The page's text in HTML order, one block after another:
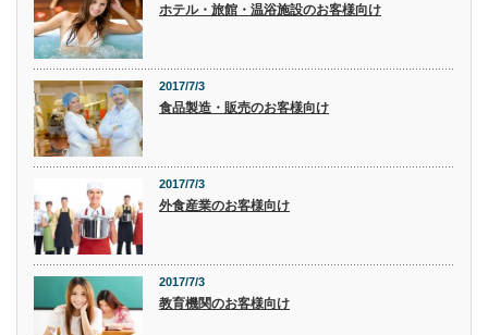
ホテル・旅館・温浴施設のお客様向け
2017/7/3
食品製造・販売のお客様向け
2017/7/3
外食産業のお客様向け
2017/7/3
教育機関のお客様向け